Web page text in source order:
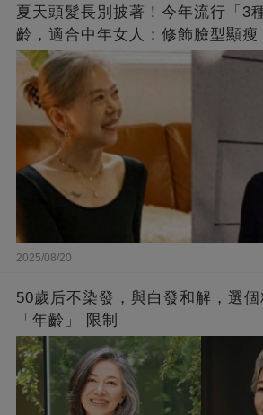
夏天頭髮長別披著！今年流行「3
齡，適合中年女人：修飾臉型顯瘦
2025/08/20
50歲后不染發，與白發和解，選
「年齡」 限制